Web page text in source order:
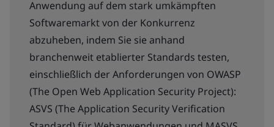
Anwendung auf dem stark umkämpften
Softwaremarkt von der Konkurrenz
abzuheben, indem Sie sie anhand
branchenweit etablierter Standards testen,
einschließlich der Anforderungen von OWASP
(The Open Web Application Security Project):
ASVS (The Application Security Verification